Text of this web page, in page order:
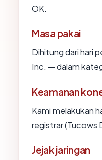
OK.
Masa pakai
Dihitung dari hari
Inc. — dalam
Keamanan
Kami melakukan
registrar (Tucows
Jejak jaringan